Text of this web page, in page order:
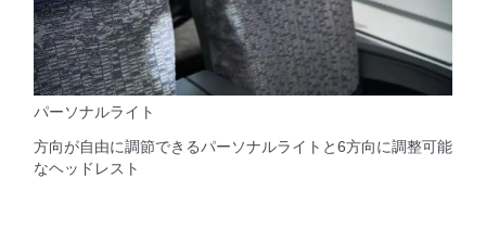
パーソナルライト
方向が自由に調節できるパーソナルライトと6方向に調整可能
なヘッドレスト